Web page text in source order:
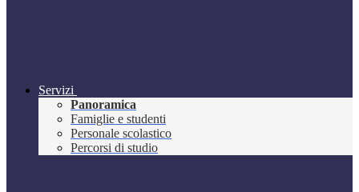
Servizi
Panoramica
Famiglie e studenti
Personale scolastico
Percorsi di studio